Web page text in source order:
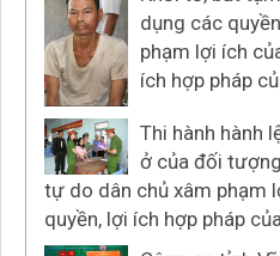
dụng các
phạm lợi ích
ích hợp pháp
Thi hành hành
ở của đối
tự do dân chủ xâm phạm
quyền, lợi ích hợp pháp